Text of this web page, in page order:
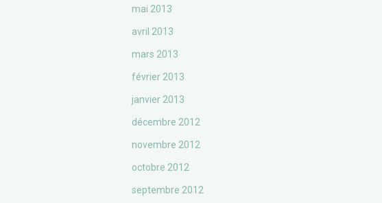
mai 2013
avril 2013
mars 2013
février 2013
janvier 2013
décembre 2012
novembre 2012
octobre 2012
septembre 2012